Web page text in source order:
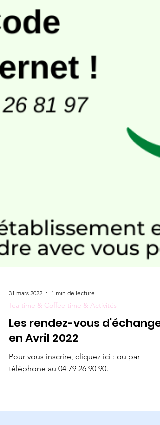
31 mars 2022 1 min de lecture
Les rendez-vous d'échanges
en Avril 2022
Pour vous inscrire, cliquez ici : ou par